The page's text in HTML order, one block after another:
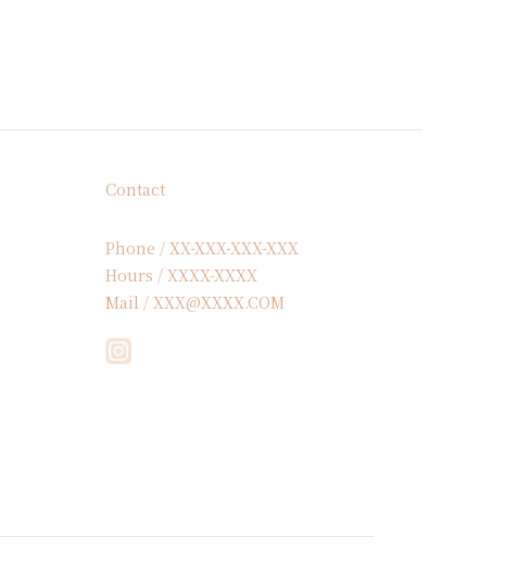
Contact
Phone / XX-XXX-XXX-XXX
Hours / XXXX-XXXX
Mail / XXX@XXXX.COM